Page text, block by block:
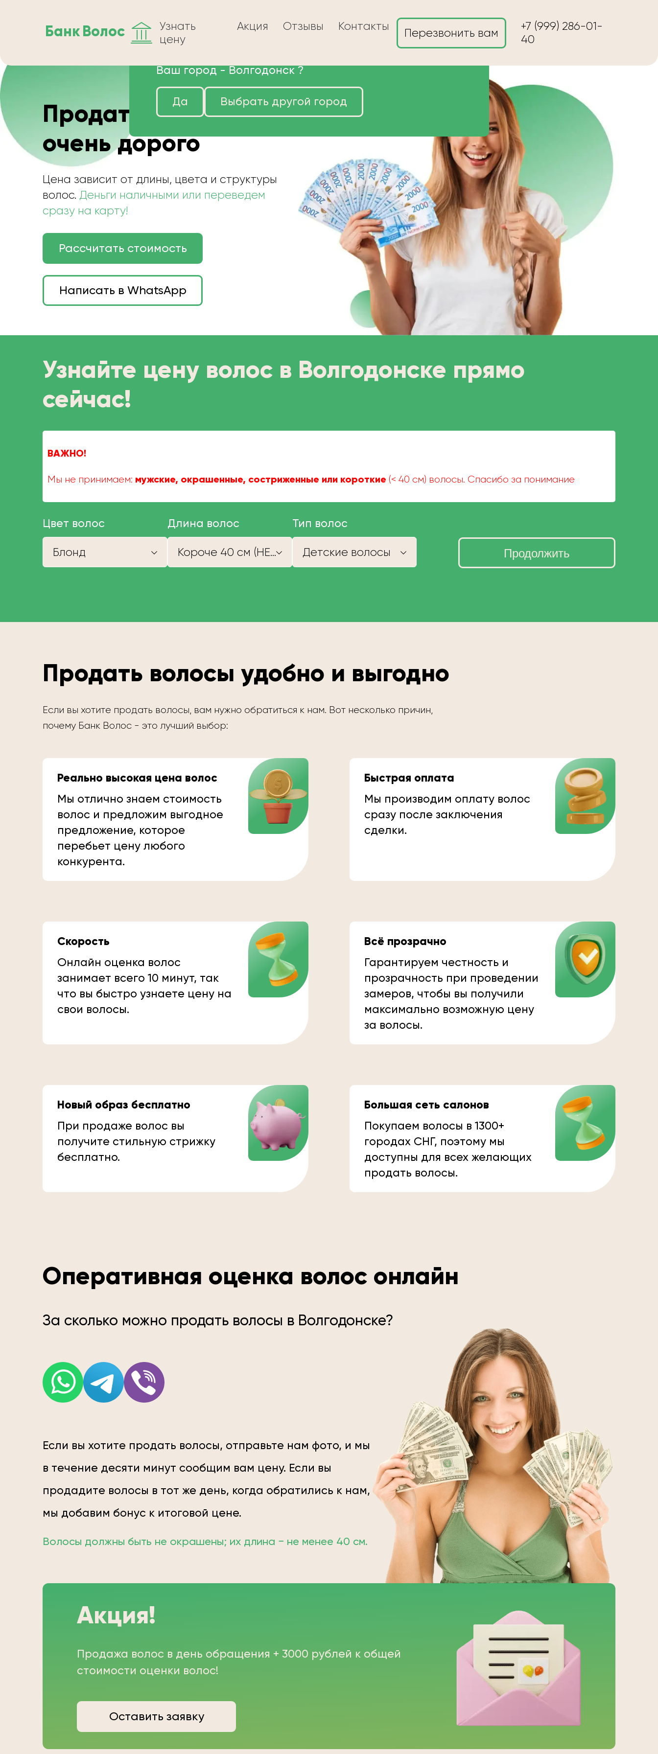
БанкВолос
Узнать
цену
Акция Отзывы Контакты Перезвонить вам
+7 (999) 286-01-
40
Продать волосы в Волгодонске
очень дорого
Цена зависит от длины, цвета и структуры
волос. Деньги наличными или переведем
сразу на карту!
Рассчитать стоимость
Написать в WhatsApp
Узнайте цену волос в Волгодонске прямо
сейчас!
ВАЖНО!
Мы не принимаем: мужские, окрашенные, состриженные или короткие (< 40 см) волосы. Спасибо за понимание
Цвет волос
Блонд
Длина волос
Короче 40 см (НЕ КУПИМ)
Тип волос
Детские волосы Продолжить
Продать волосы удобно и выгодно
Если вы хотите продать волосы, вам нужно обратиться к нам. Вот несколько причин,
почему Банк Волос - это лучший выбор:
Реально высокая цена волос
Мы отлично знаем стоимость
волос и предложим выгодное
предложение, которое
перебьет цену любого
конкурента.
Быстрая оплата
Мы производим оплату волос
сразу после заключения
сделки.
Скорость
Онлайн оценка волос
занимает всего 10 минут, так
что вы быстро узнаете цену на
свои волосы.
Всё прозрачно
Гарантируем честность и
прозрачность при проведении
замеров, чтобы вы получили
максимально возможную цену
за волосы.
Новый образ бесплатно
При продаже волос вы
получите стильную стрижку
бесплатно.
Большая сеть салонов
Покупаем волосы в 1300+
городах СНГ, поэтому мы
доступны для всех желающих
продать волосы.
Оперативная оценка волос онлайн
За сколько можно продать волосы в Волгодонске?
Если вы хотите продать волосы, отправьте нам фото, и мы
в течение десяти минут сообщим вам цену. Если вы
продадите волосы в тот же день, когда обратились к нам,
мы добавим бонус к итоговой цене.
Волосы должны быть не окрашены; их длина − не менее 40 см.
Акция!
Продажа волос в день обращения + 3000 рублей к общей
стоимости оценки волос!
Оставить заявку
Ваш город - Волгодонск ?
Да Выбрать другой город